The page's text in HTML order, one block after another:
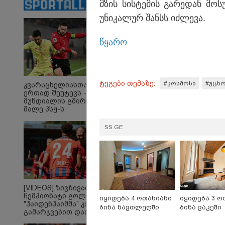
რა მისწერა ნია იმნაძის
პოლიტიკა
ქორწინდებიან -
ქორწილის პირველი
დეტალები
კვარაცხელიასთან
ერთად შეუტევს -
მუნდიალის გმირი
მალე პსჟ-ს
გახდება
[VIDEOS] ზივზივაძემ
ჩემპიონატი გოლით,
"ჰაიდენჰაიმმა" კი
გამარჯვებით დაიწყო
მზის სის­ტე­მის გა­რე­დან
უნი­კა­ლურ შანსს იძ­ლე­ვა.
წყა­რო
ტეგები თემაზე: #კოსმოსი
SS.GE
იყიდება 4 ოთახიანი
ბინა ნავთლუღში
იყიდება 3
ბინა ვაკეში